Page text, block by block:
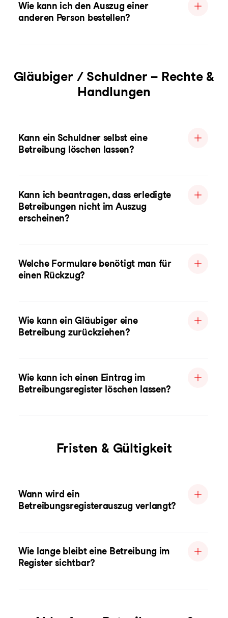
Wie kann ich den Auszug einer
anderen Person bestellen?
Gläubiger / Schuldner – Rechte &
Handlungen
Kann ein Schuldner selbst eine
Betreibung löschen lassen?
Kann ich beantragen, dass erledigte
Betreibungen nicht im Auszug
erscheinen?
Welche Formulare benötigt man für
einen Rückzug?
Wie kann ein Gläubiger eine
Betreibung zurückziehen?
Wie kann ich einen Eintrag im
Betreibungsregister löschen lassen?
Fristen & Gültigkeit
Wann wird ein
Betreibungsregisterauszug verlangt?
Wie lange bleibt eine Betreibung im
Register sichtbar?